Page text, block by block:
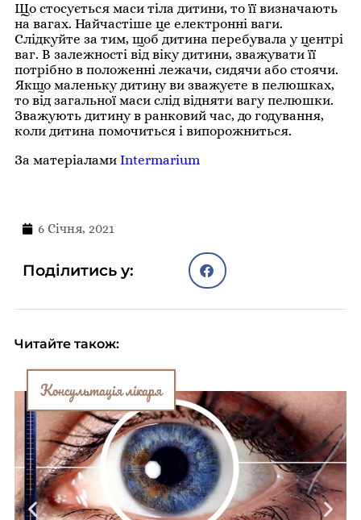
Що стосується маси тіла дитини, то її визначають
на вагах. Найчастіше це електронні ваги.
Слідкуйте за тим, щоб дитина перебувала у центрі
ваг. В залежності від віку дитини, зважувати її
потрібно в положенні лежачи, сидячи або стоячи.
Якщо маленьку дитину ви зважуєте в пелюшках,
то від загальної маси слід відняти вагу пелюшки.
Зважують дитину в ранковий час, до годування,
коли дитина помочиться і випорожниться.
За матеріалами Intermarium
6 Січня, 2021
Поділитись у:
Читайте також:
Консультація лікаря